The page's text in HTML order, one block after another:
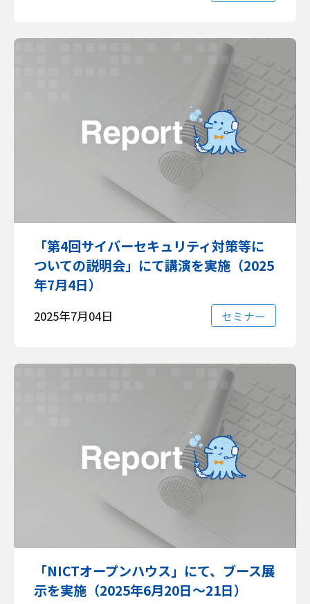
「第4回サイバーセキュリティ対策等に
ついての説明会」にて講演を実施（2025
年7月4日）
2025年7月04日 セミナー
「NICTオープンハウス」にて、ブース展
示を実施（2025年6月20日～21日）